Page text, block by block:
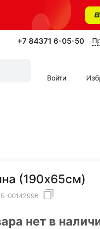
+7 84371 6-05-50
Войти
(190х65см)
00142996
нет в